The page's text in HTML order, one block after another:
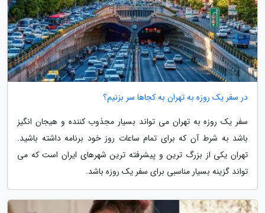
در سفر یک روزه به تهران به کجاها سر بزنیم؟
سفر یک روزه به تهران می تواند بسیار مجذوب کننده و هیجان انگیز
باشد به شرط آن که برای تمام ساعات روز خود برنامه داشته باشید.
تهران یکی از بزرگ ترین و پیشرفته ترین شهرهای ایران است که می
تواند گزینه بسیار مناسبی برای سفر یک روزه باشد.